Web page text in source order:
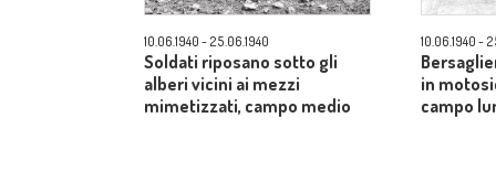
10.06.1940 - 25.06.1940
Soldati riposano sotto gli
alberi vicini ai mezzi
mimetizzati, campo medio
10.06.1940 -
in
campo